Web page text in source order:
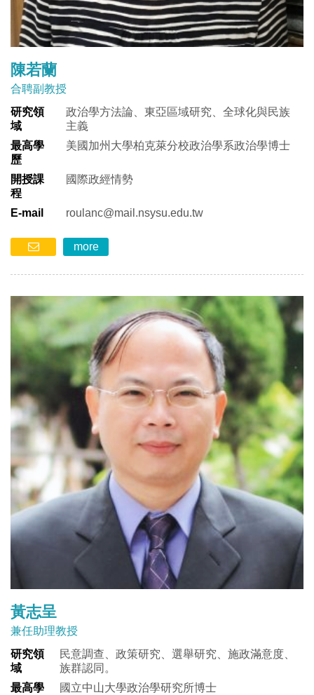
陳若蘭
合聘副教授
研究領
域
政治學方法論、東亞區域研究、全球化與民族
主義
最高學
歷
美國加州大學柏克萊分校政治學系政治學博士
開授課
程
國際政經情勢
E-mail roulanc@mail.nsysu.edu.tw
more
黃志呈
兼任助理教授
研究領
域
民意調查、政策研究、選舉研究、施政滿意度、
族群認同。
最高學
國立中山大學政治學研究所博士